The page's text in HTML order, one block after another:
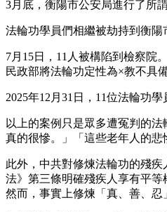
3月底，衡陽市公安局進行了所
法輪功學員們相繼被劫持到衡
7月15日，11人被構陷到檢察院
民政部將法輪功定性為×教不具
2025年12月31日，11位法輪功學
以上的案例只是眾多遭冤判的
真的很慘。」「這些老年人的悲
此外，中共對修煉法輪功的殘
法》第三條明確殘疾人享有平等
然而，事實上修煉「真、善、忍